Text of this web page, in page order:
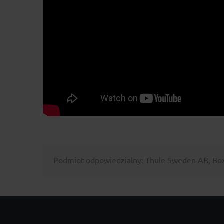
Podmiot odpowiedzialny: Thule Sweden AB,